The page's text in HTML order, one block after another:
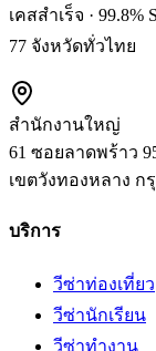
เคสสำเร็จ · 99.8%
77 จังหวัดทั่วไทย
สำนักงานใหญ่
61 ซอยลาดพร้าว
เขตวังทองหลาง ก
บริการ
วีซ่าท่องเที่ยว
วีซ่านักเรียน
วีซ่าทำงาน